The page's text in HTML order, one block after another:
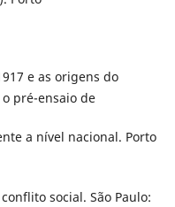
e as origens do
pré-ensaio de
a nível nacional. Porto
social. São Paulo: